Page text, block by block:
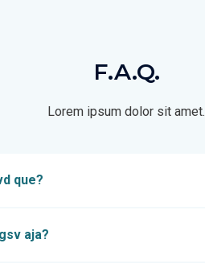
F.A.Q.
Lorem ipsum dolor sit amet.
que?
aja?